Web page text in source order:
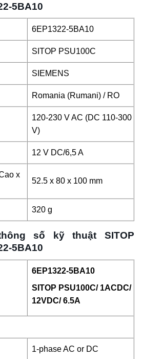
5BA10
6EP1322-5BA10
SITOP PSU100C
SIEMENS
Romania (Rumani) / RO
120-230 V AC (DC 110-300
V)
12 V DC/6,5 A
x
52.5 x 80 x 100 mm
320 g
số kỹ thuật SITOP
5BA10
6EP1322-5BA10
SITOP PSU100C/ 1ACDC/
12VDC/ 6.5A
1-phase AC or DC